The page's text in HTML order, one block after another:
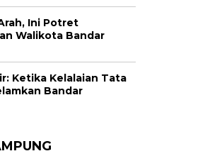
Ini Potret
Walikota Bandar
Ketika Kelalaian Tata
Bandar